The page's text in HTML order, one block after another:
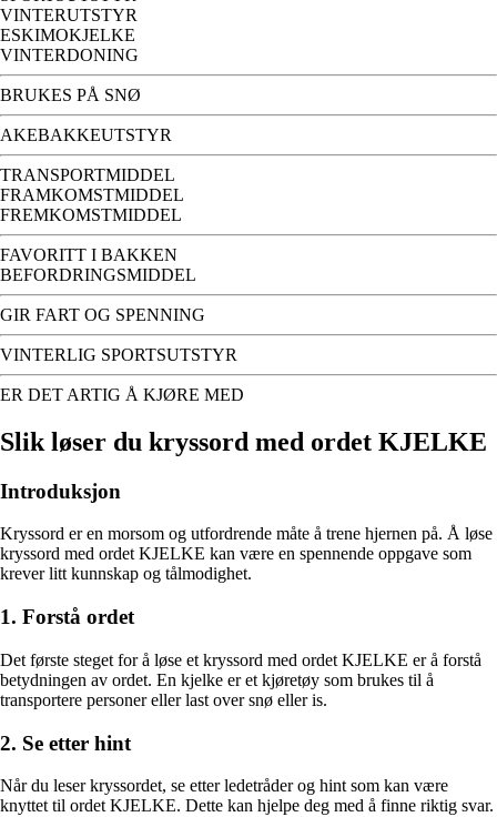
VINTERUTSTYR
ESKIMOKJELKE
VINTERDONING
BRUKES PÅ SNØ
AKEBAKKEUTSTYR
TRANSPORTMIDDEL
FRAMKOMSTMIDDEL
FREMKOMSTMIDDEL
FAVORITT I BAKKEN
BEFORDRINGSMIDDEL
GIR FART OG SPENNING
VINTERLIG SPORTSUTSTYR
ER DET ARTIG Å KJØRE MED
Slik løser du kryssord med ordet KJELKE
Introduksjon
Kryssord er en morsom og utfordrende måte å trene hjernen på. Å løse
kryssord med ordet KJELKE kan være en spennende oppgave som
krever litt kunnskap og tålmodighet.
1. Forstå ordet
Det første steget for å løse et kryssord med ordet KJELKE er å forstå
betydningen av ordet. En kjelke er et kjøretøy som brukes til å
transportere personer eller last over snø eller is.
2. Se etter hint
Når du leser kryssordet, se etter ledetråder og hint som kan være
knyttet til ordet KJELKE. Dette kan hjelpe deg med å finne riktig svar.